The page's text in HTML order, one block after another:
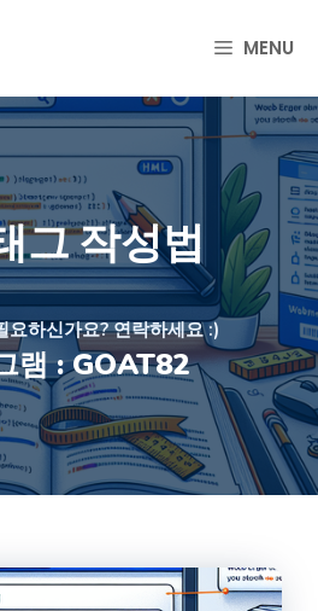
MENU
그 작성법
요하신가요? 연락하세요 :)
램 : GOAT82